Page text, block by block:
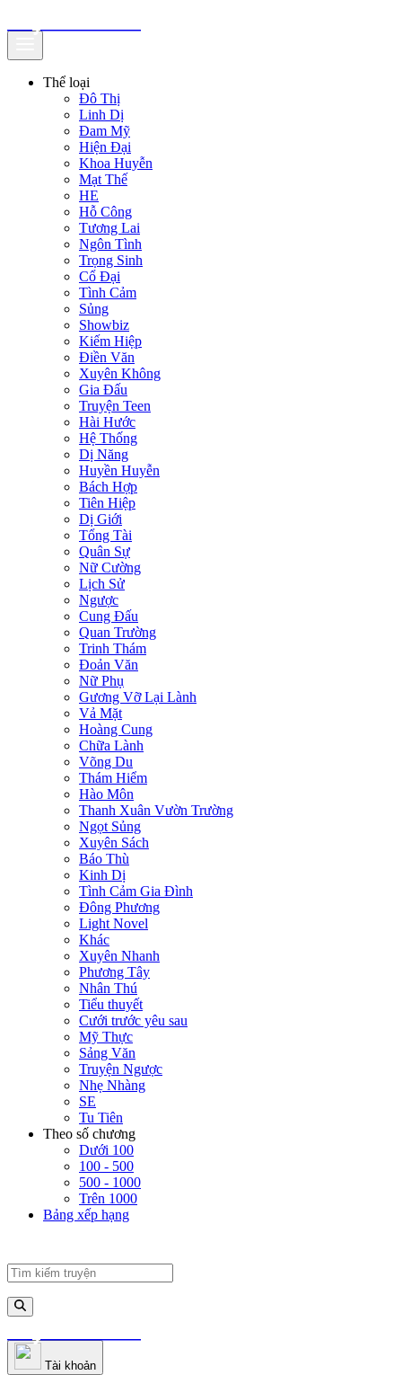
Thể loại
Đô Thị
Linh Dị
Đam Mỹ
Hiện Đại
Khoa Huyễn
Mạt Thế
HE
Hỗ Công
Tương Lai
Ngôn Tình
Trọng Sinh
Cổ Đại
Tình Cảm
Sủng
Showbiz
Kiếm Hiệp
Điền Văn
Xuyên Không
Gia Đấu
Truyện Teen
Hài Hước
Hệ Thống
Dị Năng
Huyền Huyễn
Bách Hợp
Tiên Hiệp
Dị Giới
Tổng Tài
Quân Sự
Nữ Cường
Lịch Sử
Ngược
Cung Đấu
Quan Trường
Trinh Thám
Đoản Văn
Nữ Phụ
Gương Vỡ Lại Lành
Vả Mặt
Hoàng Cung
Chữa Lành
Võng Du
Thám Hiểm
Hào Môn
Thanh Xuân Vườn Trường
Ngọt Sủng
Xuyên Sách
Báo Thù
Kinh Dị
Tình Cảm Gia Đình
Đông Phương
Light Novel
Khác
Xuyên Nhanh
Phương Tây
Nhân Thú
Tiểu thuyết
Cưới trước yêu sau
Mỹ Thực
Sảng Văn
Truyện Ngược
Nhẹ Nhàng
SE
Tu Tiên
Theo số chương
Dưới 100
100 - 500
500 - 1000
Trên 1000
Bảng xếp hạng
truyenfullz.com
Tài khoản